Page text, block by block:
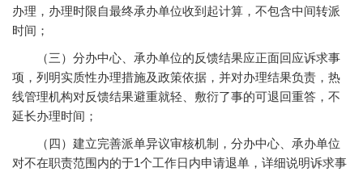
办理，办理时限自最终承办单位收到起计算，不包含中间转派
时间；
（三）分办中心、承办单位的反馈结果应正面回应诉求事
项，列明实质性办理措施及政策依据，并对办理结果负责，热
线管理机构对反馈结果避重就轻、敷衍了事的可退回重答，不
延长办理时间；
（四）建立完善派单异议审核机制，分办中心、承办单位
对不在职责范围内的于1个工作日内申请退单，详细说明诉求事